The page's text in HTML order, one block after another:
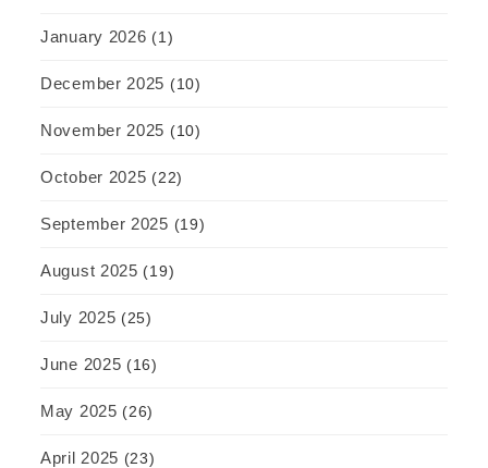
January 2026 (1)
December 2025 (10)
November 2025 (10)
October 2025 (22)
September 2025 (19)
August 2025 (19)
July 2025 (25)
June 2025 (16)
May 2025 (26)
April 2025 (23)